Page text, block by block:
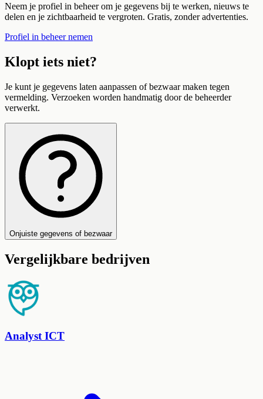
Neem je profiel in beheer om je gegevens bij te werken, nieuws te
delen en je zichtbaarheid te vergroten. Gratis, zonder advertenties.
Profiel in beheer nemen
Klopt iets niet?
Je kunt je gegevens laten aanpassen of bezwaar maken tegen
vermelding. Verzoeken worden handmatig door de beheerder
verwerkt.
Onjuiste gegevens of bezwaar
Vergelijkbare bedrijven
Analyst ICT